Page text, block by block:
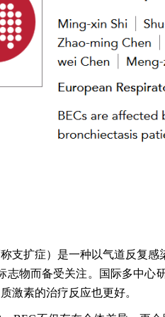
支扩症）是一种以气道反复感
志物而备受关注。国际多中心
激素的治疗反应也更好。